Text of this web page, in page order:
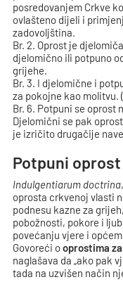
posredovanjem Crkve
ovlašteno dijeli i
zadovoljština.
Br. 2. Oprost je
djelomično ili potpuno
grijehe.
Br. 3. I djelomične i
za pokojne kao molitvu.
Br. 6. Potpuni se oprost
Djelomični se pak
je izričito drugačije
Potpuni
Indulgentiarum doctrina
oprosta crkvenoj vlasti
podnesu kazne za
pobožnosti, pokore i
povećanju vjere i
Govoreći ooprostima
naglašava da „ako pak
tada na uzvišen način